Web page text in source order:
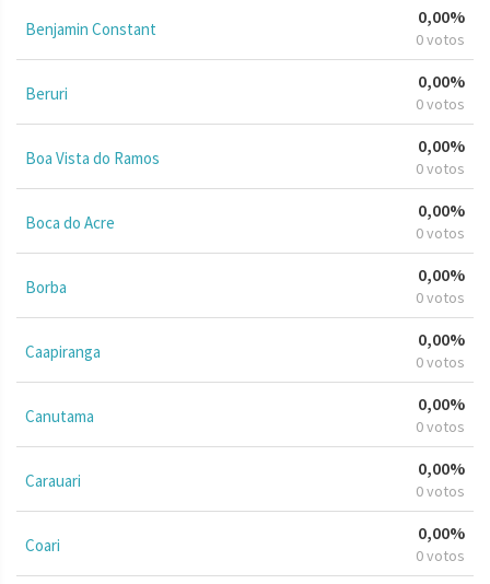
Benjamin Constant
0,00%
0 votos
Beruri
0,00%
0 votos
Boa Vista do Ramos
0,00%
0 votos
Boca do Acre
0,00%
0 votos
Borba
0,00%
0 votos
Caapiranga
0,00%
0 votos
Canutama
0,00%
0 votos
Carauari
0,00%
0 votos
Coari
0,00%
0 votos